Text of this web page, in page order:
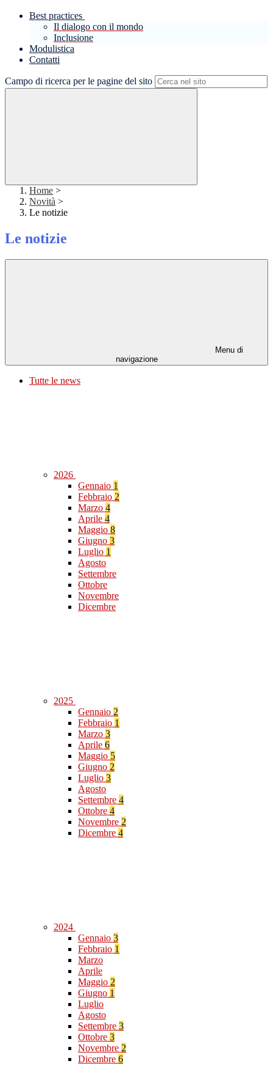
Best practices
Il dialogo con il mondo
Inclusione
Modulistica
Contatti
Campo di ricerca per le pagine del sito
Home >
Novità >
Le notizie
Le notizie
Menu di
navigazione
Tutte le news
2026
Gennaio 1
Febbraio 2
Marzo 4
Aprile 4
Maggio 8
Giugno 3
Luglio 1
Agosto
Settembre
Ottobre
Novembre
Dicembre
2025
Gennaio 2
Febbraio 1
Marzo 3
Aprile 6
Maggio 5
Giugno 2
Luglio 3
Agosto
Settembre 4
Ottobre 4
Novembre 2
Dicembre 4
2024
Gennaio 3
Febbraio 1
Marzo
Aprile
Maggio 2
Giugno 1
Luglio
Agosto
Settembre 3
Ottobre 3
Novembre 2
Dicembre 6